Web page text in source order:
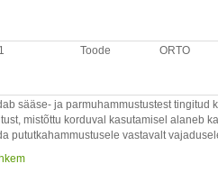
ning sünteetilise värvi ja lõhna vaba
katmata kehaosadele ning määrida
Toode ORTO
sääse- ja parmuhammustustest
mistõttu korduval kasutamisel alaneb
pututkahammustusele vastavalt
kupladele mitte pihustada.